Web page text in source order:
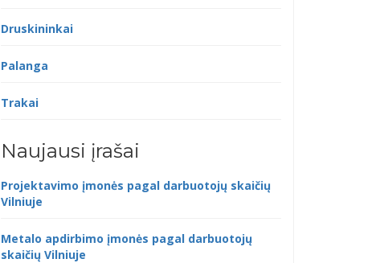
Druskininkai
Palanga
Trakai
Naujausi įrašai
Projektavimo įmonės pagal darbuotojų skaičių
Vilniuje
Metalo apdirbimo įmonės pagal darbuotojų
skaičių Vilniuje